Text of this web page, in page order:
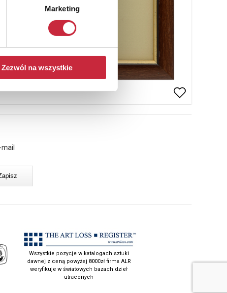
Marketing
Zezwól na wszystkie
mail
Wszystkie pozycje w katalogach sztuki
dawnej z ceną powyżej 8000zł firma ALR
weryfikuje w światowych bazach dzieł
utraconych